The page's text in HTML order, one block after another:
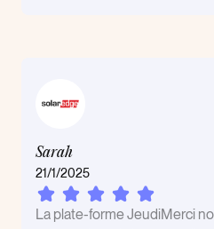
Sarah
21/1/2025
La plate-forme JeudiMerci